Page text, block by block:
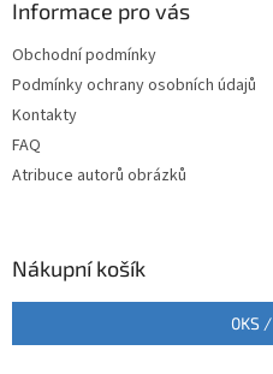
Informace pro vás
Obchodní podmínky
Podmínky ochrany osobních údajů
Kontakty
FAQ
Atribuce autorů obrázků
Nákupní košík
0KS /